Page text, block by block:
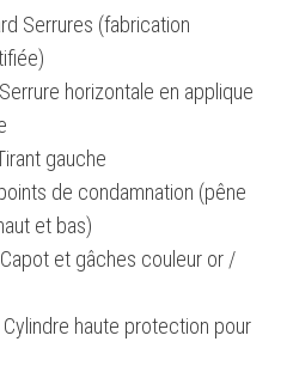
Serrures (fabrication
Serrure horizontale en applique
gauche
de condamnation (pêne
et bas)
Capot et gâches couleur or /
Cylindre haute protection pour